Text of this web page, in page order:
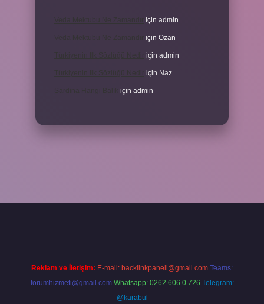
için admin
için Ozan
için admin
için Naz
için admin
Reklam ve İletişim: E-mail: backlinkpaneli@gmail.com Teams:
forumhizmeti@gmail.com Whatsapp: 0262 606 0 726 Telegram:
@karabul